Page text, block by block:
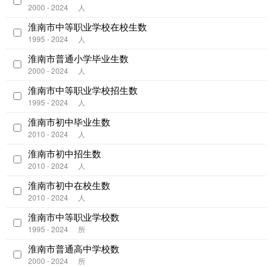
2000 - 2024 人
淮南市中等职业学校在校生数
1995 - 2024 人
淮南市普通小学毕业生数
2000 - 2024 人
淮南市中等职业学校招生数
1995 - 2024 人
淮南市初中毕业生数
2010 - 2024 人
淮南市初中招生数
2010 - 2024 人
淮南市初中在校生数
2010 - 2024 人
淮南市中等职业学校数
1995 - 2024 所
淮南市普通高中学校数
2000 - 2024 所